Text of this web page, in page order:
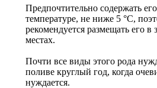
Предпочтительно содержать
температуре, не ниже 5 °C,
рекомендуется размещать его
местах.
Почти все виды этого рода
поливе круглый год, когда
нуждается.